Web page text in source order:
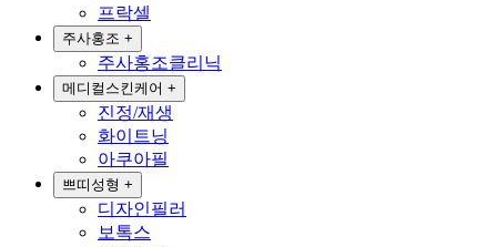
프락셀
주사홍조 +
주사홍조클리닉
메디컬스킨케어 +
진정/재생
화이트닝
아쿠아필
쁘띠성형 +
디자인필러
보톡스